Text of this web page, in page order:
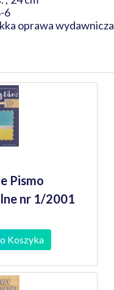
6
oprawa
Pismo
nr 1/2001
Koszyka